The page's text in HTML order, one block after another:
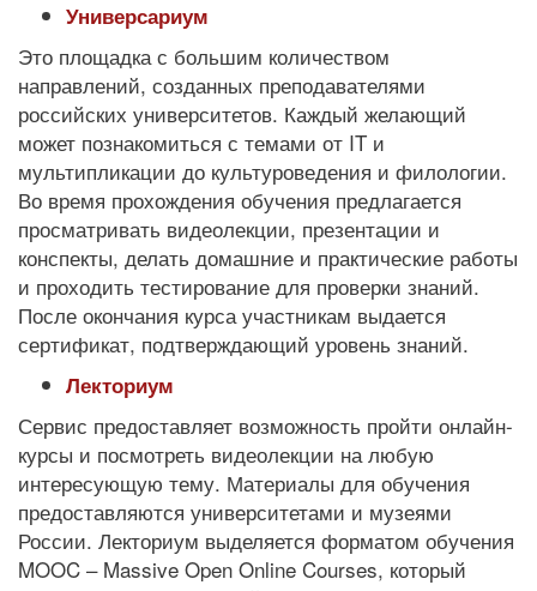
Универсариум
Это площадка с большим количеством
направлений, созданных преподавателями
российских университетов. Каждый желающий
может познакомиться с темами от IT и
мультипликации до культуроведения и филологии.
Во время прохождения обучения предлагается
просматривать видеолекции, презентации и
конспекты, делать домашние и практические работы
и проходить тестирование для проверки знаний.
После окончания курса участникам выдается
сертификат, подтверждающий уровень знаний.
Лекториум
Сервис предоставляет возможность пройти онлайн-
курсы и посмотреть видеолекции на любую
интересующую тему. Материалы для обучения
предоставляются университетами и музеями
России. Лекториум выделяется форматом обучения
MOOC – Massive Open Online Courses, который